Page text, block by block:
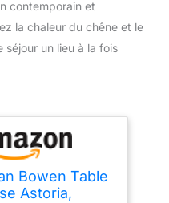
contemporain et
la chaleur du chêne et le
un lieu à la fois
Bowen Table
Astoria,